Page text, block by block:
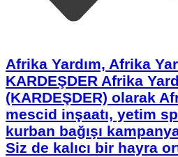
Afrika Yardım, Afrika
KARDEŞDER Afrika
(KARDEŞDER) olarak
mescid inşaatı, yetim
kurban bağışı
Siz de kalıcı bir hayra